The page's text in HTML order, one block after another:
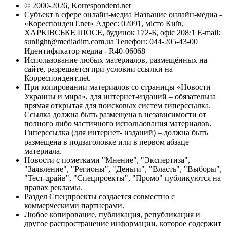
© 2000-2026, Korrespondent.net
Субъект в сфере онлайн-медиа Название онлайн-медиа -
«КореспонденТ.net» Адрес: 02091, місто Київ,
ХАРКІВСЬКЕ ШОСЕ, будинок 172-Б, офіс 208/1 E-mail:
sunlight@mediadim.com.ua Телефон: 044-205-43-00
Идентификатор медиа - R40-06068
Использование любых материалов, размещённых на
сайте, разрешается при условии ссылки на
Корреспондент.net.
При копировании материалов со страницы «Новости
Украины и мира», для интернет-изданий – обязательна
прямая открытая для поисковых систем гиперссылка.
Ссылка должна быть размещена в независимости от
полного либо частичного использования материалов.
Гиперссылка (для интернет- изданий) – должна быть
размещена в подзаголовке или в первом абзаце
материала.
Новости с пометками "Мнение", "Экспертиза",
"Заявление", "Регионы", "Деньги", "Власть", "Выборы",
"Тест-драйв", "Спецпроекты", "Промо" публикуются на
правах рекламы.
Раздел Спецпроекты создается совместно с
коммерческими партнерами.
Любое копирование, публикация, републикация и
другое распространение информации, которое содержит